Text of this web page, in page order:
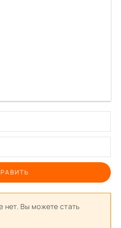
нет. Вы можете стать